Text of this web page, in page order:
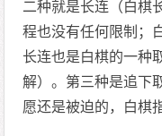
二种就是长连（白棋
程也没有任何限制；
长连也是白棋的一种
解）。第三种是追下
愿还是被迫的，白棋